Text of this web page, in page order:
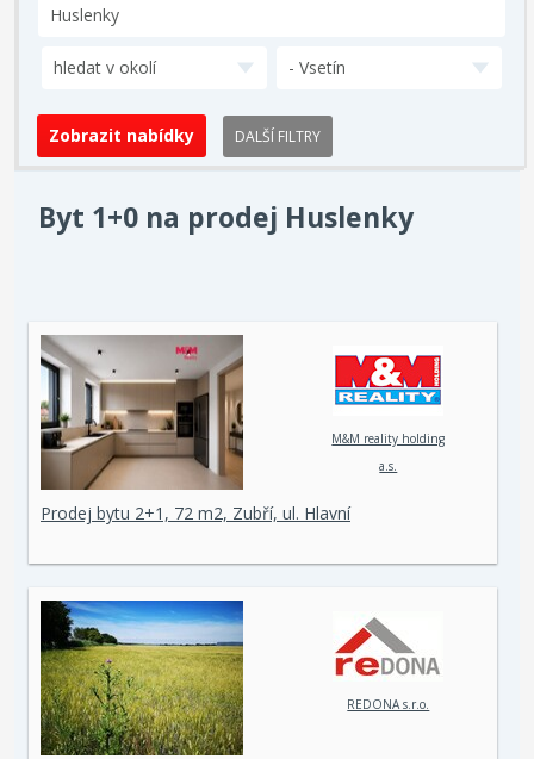
hledat v okolí - Vsetín
DALŠÍ FILTRY
Byt 1+0 na prodej Huslenky
M&M reality holding
a.s.
Prodej bytu 2+1, 72 m2, Zubří, ul. Hlavní
REDONA s.r.o.